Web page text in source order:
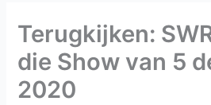
Terugkijken:
die Show van 5
2020